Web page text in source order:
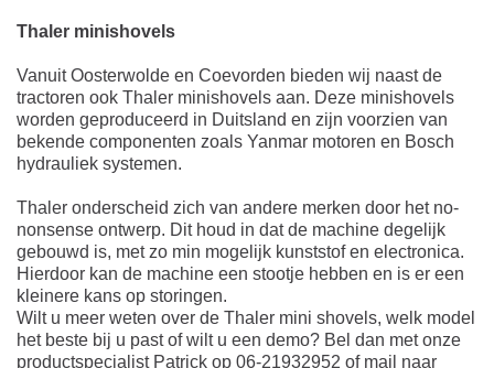
Thaler minishovels
Vanuit Oosterwolde en Coevorden bieden wij naast de
tractoren ook Thaler minishovels aan. Deze minishovels
worden geproduceerd in Duitsland en zijn voorzien van
bekende componenten zoals Yanmar motoren en Bosch
hydrauliek systemen.
Thaler onderscheid zich van andere merken door het no-
nonsense ontwerp. Dit houd in dat de machine degelijk
gebouwd is, met zo min mogelijk kunststof en electronica.
Hierdoor kan de machine een stootje hebben en is er een
kleinere kans op storingen.
Wilt u meer weten over de Thaler mini shovels, welk model
het beste bij u past of wilt u een demo? Bel dan met onze
productspecialist Patrick op 06-21932952 of mail naar